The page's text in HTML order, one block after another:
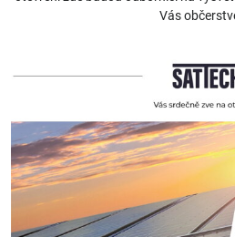
Vás